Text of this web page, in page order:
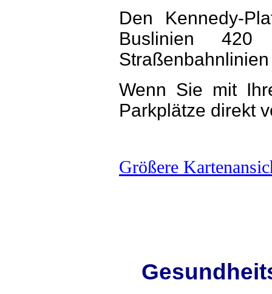
Den Kennedy-
Buslinien
Wenn Sie mit
Parkplätze direkt
Größere